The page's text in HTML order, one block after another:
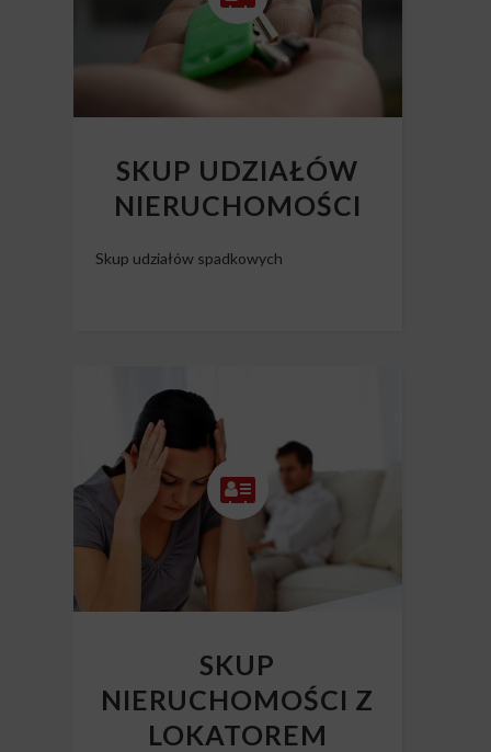
SKUP UDZIAŁÓW
NIERUCHOMOŚCI
Skup udziałów spadkowych
SKUP
NIERUCHOMOŚCI Z
LOKATOREM